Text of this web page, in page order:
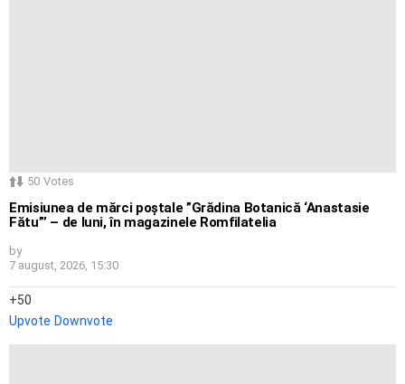
50 Votes
Emisiunea de mărci poștale ”Grădina Botanică ‘Anastasie
Fătu”’ – de luni, în magazinele Romfilatelia
by
7 august, 2026, 15:30
50
Upvote Downvote